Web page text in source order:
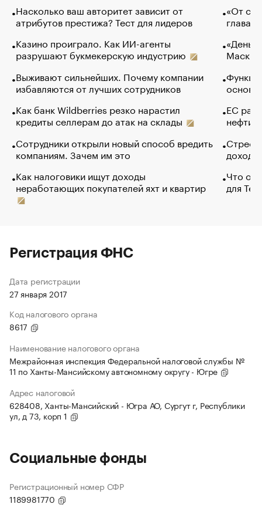
Насколько ваш авторитет зависит от
атрибутов престижа? Тест для лидеров
Казино проиграло. Как ИИ-агенты
разрушают букмекерскую индустрию
Выживают сильнейших. Почему компании
избавляются от лучших сотрудников
Как банк Wildberries резко нарастил
кредиты селлерам до атак на склады
Сотрудники открыли новый способ вредить
компаниям. Зачем им это
Как налоговики ищут доходы
неработающих покупателей яхт и квартир
«От
глава
Маск в
основ
ЕС
нефти
Что
для
Регистрация ФНС
Дата регистрации
27 января 2017
Код налогового органа
8617
Наименование налогового органа
Межрайонная инспекция Федеральной налоговой службы №
11 по Ханты-Мансийскому автономному округу - Югре
Адрес налоговой
628408, Ханты-Мансийский - Югра АО, Сургут г, Республики
ул, д 73, корп 1
Социальные фонды
Регистрационный номер СФР
1189981770